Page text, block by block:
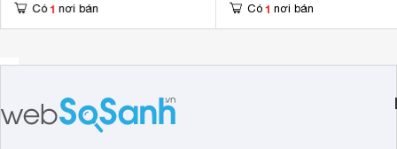
Có 1 nơi bán Có 1 nơi bán